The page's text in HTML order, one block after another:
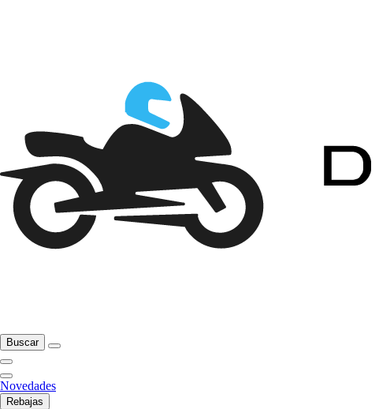
Buscar
Novedades
Rebajas